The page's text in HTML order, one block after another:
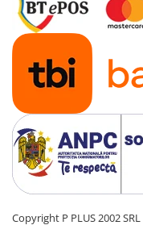
Statii de incarcare EV
OUTLET
Pompe de caldura
Copyright P PLUS 2002 SRL